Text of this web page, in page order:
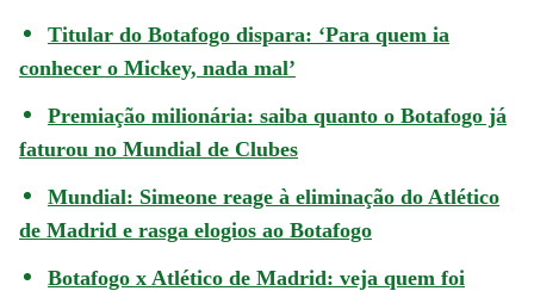
Titular do Botafogo dispara: ‘Para quem ia
conhecer o Mickey, nada mal’
Premiação milionária: saiba quanto o Botafogo já
faturou no Mundial de Clubes
Mundial: Simeone reage à eliminação do Atlético
de Madrid e rasga elogios ao Botafogo
Botafogo x Atlético de Madrid: veja quem foi